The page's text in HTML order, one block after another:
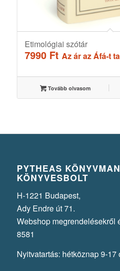
Etimológiai szótár
7990 Ft Az ár az Áfá-t
Tovább olvasom
PYTHEAS
KÖNYVESBOLT
H-1221 Budapest,
Ady Endre út 71.
Webshop megrendelésekről
8581
Nyitvatartás: hétköznap 9-17